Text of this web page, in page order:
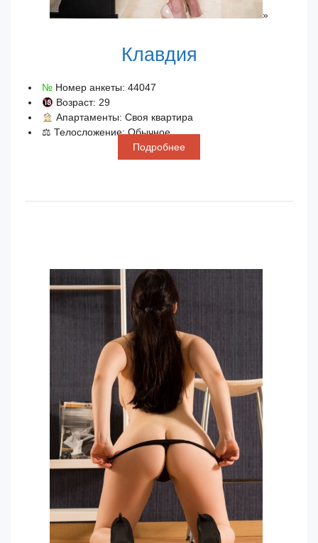
»
Клавдия
№ Номер анкеты: 44047
Возраст: 29
Апартаменты: Своя квартира
⚖ Телосложение: Обычное
Подробнее